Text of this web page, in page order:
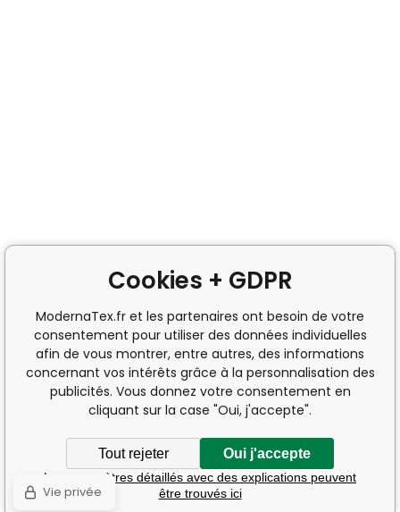
Cookies + GDPR
ModernaTex.fr et les partenaires ont besoin de votre
consentement pour utiliser des données individuelles
afin de vous montrer, entre autres, des informations
concernant vos intérêts grâce à la personnalisation des
publicités. Vous donnez votre consentement en
cliquant sur la case "Oui, j'accepte".
Tout rejeter Oui j'accepte
Les paramètres détaillés avec des explications peuvent
être trouvés ici
Vie privée